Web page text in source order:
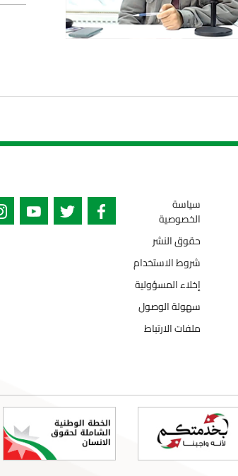
سياسة
الخصوصية
حقوق النشر
شروط الاستخدام
إخلاء المسؤولية
سهولة الوصول
ملفات الارتباط